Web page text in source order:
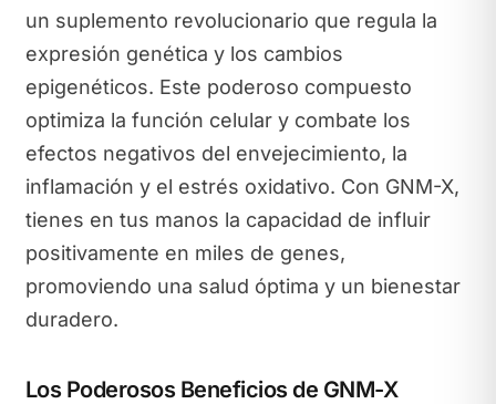
un suplemento revolucionario que regula la
expresión genética y los cambios
epigenéticos. Este poderoso compuesto
optimiza la función celular y combate los
efectos negativos del envejecimiento, la
inflamación y el estrés oxidativo. Con GNM-X,
tienes en tus manos la capacidad de influir
positivamente en miles de genes,
promoviendo una salud óptima y un bienestar
duradero.
Los Poderosos Beneficios de GNM-X